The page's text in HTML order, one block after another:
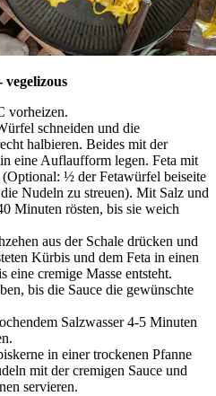
vorheizen.
schneiden und die
halbieren. Beides mit der
eine Auflaufform legen. Feta mit
½ der Fetawürfel beiseite
Nudeln zu streuen). Mit Salz und
Minuten rösten, bis sie weich
aus der Schale drücken und
Kürbis und dem Feta in einen
eine cremige Masse entsteht.
bis die Sauce die gewünschte
Salzwasser 4-5 Minuten
in einer trockenen Pfanne
mit der cremigen Sauce und
servieren.